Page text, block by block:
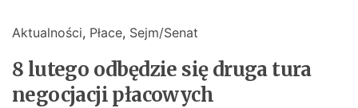
Aktualności, Płace, Sejm/Senat
8 lutego odbędzie się druga tura
negocjacji płacowych